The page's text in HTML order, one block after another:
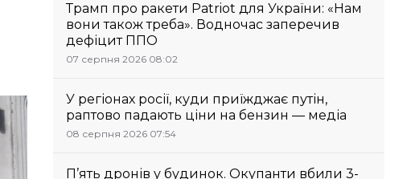
Трамп про ракети Patriot для України: «Нам
вони також треба». Водночас заперечив
дефіцит ППО
07 серпня 2026 08:02
У регіонах росії, куди приїжджає путін,
раптово падають ціни на бензин — медіа
08 серпня 2026 07:54
П’ять дронів у будинок. Окупанти вбили 3-